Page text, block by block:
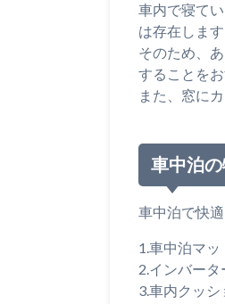
車内で寝て
は存在します
そのため、
することをお
また、窓に
車中泊
車中泊で快
1.車中泊マッ
2.インバータ
3.車内クッシ